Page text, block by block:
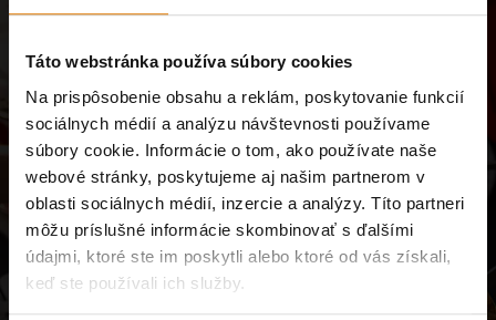
Táto webstránka používa súbory cookies
Na prispôsobenie obsahu a reklám, poskytovanie funkcií
sociálnych médií a analýzu návštevnosti používame
súbory cookie. Informácie o tom, ako používate naše
webové stránky, poskytujeme aj našim partnerom v
oblasti sociálnych médií, inzercie a analýzy. Títo partneri
môžu príslušné informácie skombinovať s ďalšími
údajmi, ktoré ste im poskytli alebo ktoré od vás získali,
keď ste používali ich služby.
Pridajte sa k našej komunite
E-mailové aktualizácie od našej komunity majstrov grilovania,
nadšencov jedla a milovníkov varenia v prírode.
E-mailová adresa Prihlásiť sa
Zaregistrujte ma na odber e-mailov od spoločností Weber-Stephen Deutschland
GmbH a Weber-Stephen CZ&SK spol. s r.o., aby som dostával exkluzívny obsah
Weber, ako sú recepty, informácie o výrobkoch, nadchádzajúce podujatia a
spotrebiteľské prieskumy, a to s použitím informácií, ktoré som poskytol pri